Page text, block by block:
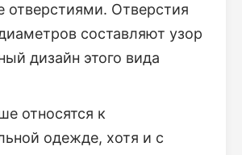
отверстиями. Отверстия
составляют узор
дизайн этого вида
относятся к
одежде, хотя и с